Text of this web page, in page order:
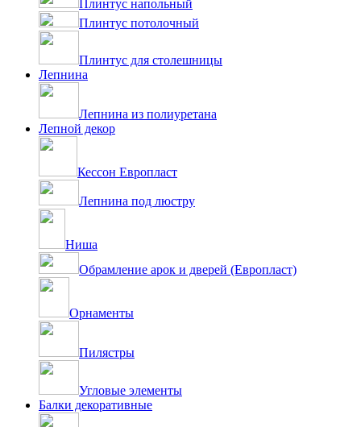
Плинтус напольный
Плинтус потолочный
Плинтус для столешницы
Лепнина
Лепнина из полиуретана
Лепной декор
Кессон Европласт
Лепнина под люстру
Ниша
Обрамление арок и дверей (Европласт)
Орнаменты
Пилястры
Угловые элементы
Балки декоративные